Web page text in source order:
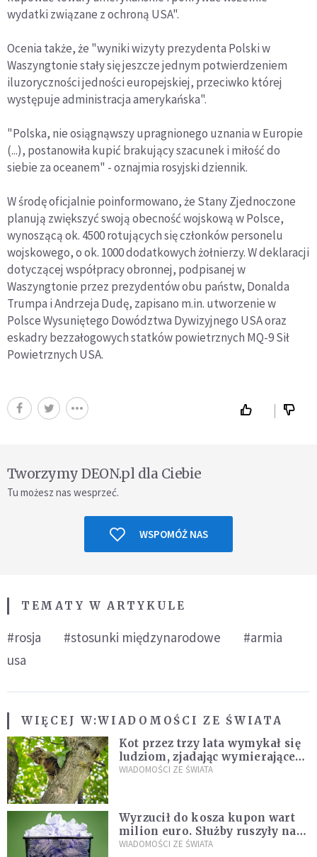
wydatki związane z ochroną USA".
Ocenia także, że "wyniki wizyty prezydenta Polski w
Waszyngtonie stały się jeszcze jednym potwierdzeniem
iluzoryczności jedności europejskiej, przeciwko której
występuje administracja amerykańska".
"Polska, nie osiągnąwszy upragnionego uznania w Europie
(...), postanowiła kupić brakujący szacunek i miłość do
siebie za oceanem" - oznajmia rosyjski dziennik.
W środę oficjalnie poinformowano, że Stany Zjednoczone
planują zwiększyć swoją obecność wojskową w Polsce,
wynoszącą ok. 4500 rotujących się członków personelu
wojskowego, o ok. 1000 dodatkowych żołnierzy. W deklaracji
dotyczącej współpracy obronnej, podpisanej w
Waszyngtonie przez prezydentów obu państw, Donalda
Trumpa i Andrzeja Dudę, zapisano m.in. utworzenie w
Polsce Wysuniętego Dowództwa Dywizyjnego USA oraz
eskadry bezzałogowych statków powietrznych MQ-9 Sił
Powietrznych USA.
Tworzymy DEON.pl dla Ciebie
Tu możesz nas wesprzeć.
WSPOMÓŻ NAS
TEMATY W ARTYKULE
#rosja #stosunki międzynarodowe
#armia
usa
WIĘCEJ W:WIADOMOŚCI ZE ŚWIATA
Kot przez trzy lata wymykał się
ludziom, zjadając wymierające
kaczki. W końcu popełnił
WIADOMOŚCI ZE ŚWIATA
Wyrzucił do kosza kupon wart
milion euro. Służby ruszyły na
poszukiwania
WIADOMOŚCI ZE ŚWIATA